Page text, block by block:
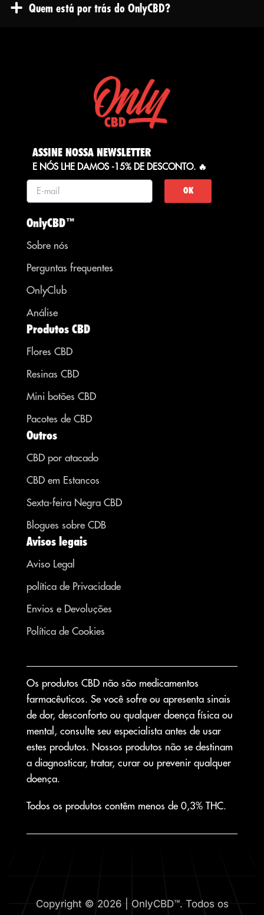
Quem está por trás do OnlyCBD?
ASSINE NOSSA NEWSLETTER
E NÓS LHE DAMOS -15% DE DESCONTO. 🔥
OK
OnlyCBD™
Sobre nós
Perguntas frequentes
OnlyClub
Análise
Produtos CBD
Flores CBD
Resinas CBD
Mini botões CBD
Pacotes de CBD
Outros
CBD por atacado
CBD em Estancos
Sexta-feira Negra CBD
Blogues sobre CDB
Avisos legais
Aviso Legal
política de Privacidade
Envios e Devoluções
Política de Cookies
Os produtos CBD não são medicamentos
farmacêuticos. Se você sofre ou apresenta sinais
de dor, desconforto ou qualquer doença física ou
mental, consulte seu especialista antes de usar
estes produtos. Nossos produtos não se destinam
a diagnosticar, tratar, curar ou prevenir qualquer
doença.
Todos os produtos contêm menos de 0,3% THC.
Copyright © 2026 | OnlyCBD™. Todos os